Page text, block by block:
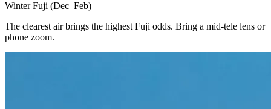
Winter Fuji (Dec–Feb)
The clearest air brings the highest Fuji odds. Bring a mid-tele lens or
phone zoom.